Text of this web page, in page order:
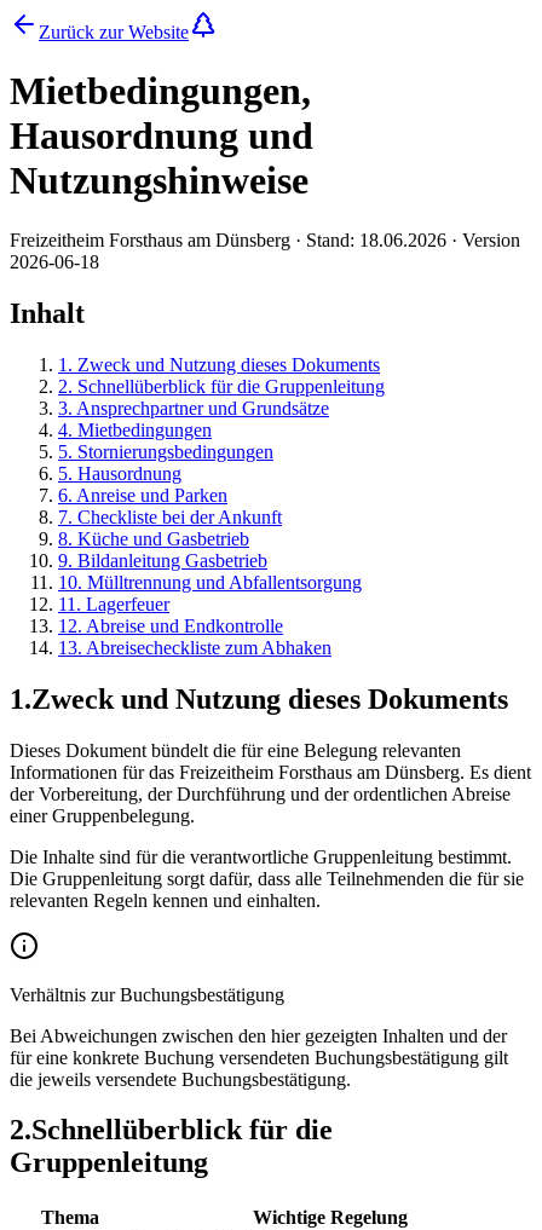
Zurück zur Website
Mietbedingungen,
Hausordnung und
Nutzungshinweise
Freizeitheim Forsthaus am Dünsberg · Stand: 18.06.2026 · Version
2026-06-18
Inhalt
1 . Zweck und Nutzung dieses Dokuments
2. Schnellüberblick für die Gruppenleitung
3. Ansprechpartner und Grundsätze
4. Mietbedingungen
5. Stornierungsbedingungen
5. Hausordnung
6. Anreise und Parken
7. Checkliste bei der Ankunft
8. Küche und Gasbetrieb
9. Bildanleitung Gasbetrieb
10. Mülltrennung und Abfallentsorgung
11 . Lagerfeuer
12. Abreise und Endkontrolle
13. Abreisecheckliste zum Abhaken
1.Zweck und Nutzung dieses Dokuments
Dieses Dokument bündelt die für eine Belegung relevanten
Informationen für das Freizeitheim Forsthaus am Dünsberg. Es dient
der Vorbereitung, der Durchführung und der ordentlichen Abreise
einer Gruppenbelegung.
Die Inhalte sind für die verantwortliche Gruppenleitung bestimmt.
Die Gruppenleitung sorgt dafür, dass alle Teilnehmenden die für sie
relevanten Regeln kennen und einhalten.
Verhältnis zur Buchungsbestätigung
Bei Abweichungen zwischen den hier gezeigten Inhalten und der
für eine konkrete Buchung versendeten Buchungsbestätigung gilt
die jeweils versendete Buchungsbestätigung.
2.Schnellüberblick für die
Gruppenleitung
Thema Wichtige Regelung